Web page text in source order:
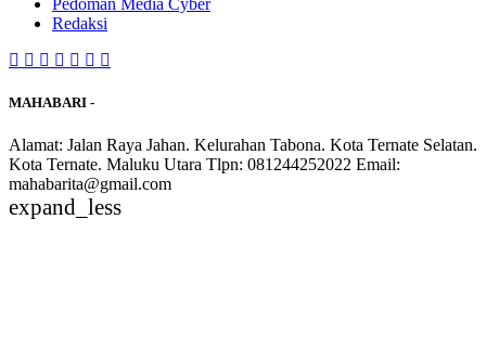
Pedoman Media Cyber
Redaksi
MAHABARI -
Alamat: Jalan Raya Jahan. Kelurahan Tabona. Kota Ternate Selatan.
Kota Ternate. Maluku Utara Tlpn: 081244252022 Email:
mahabarita@gmail.com
expand_less